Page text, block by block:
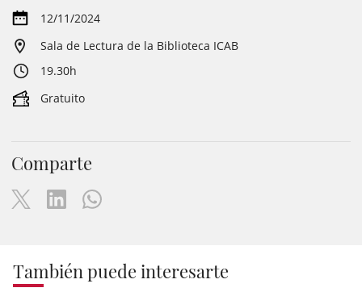
12/11/2024
Sala de Lectura de la Biblioteca ICAB
19.30h
Gratuito
Comparte
También puede interesarte